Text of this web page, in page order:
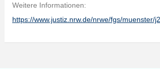
Weitere Informationen:
https://www.justiz.nrw.de/nrwe/fgs/muenster/